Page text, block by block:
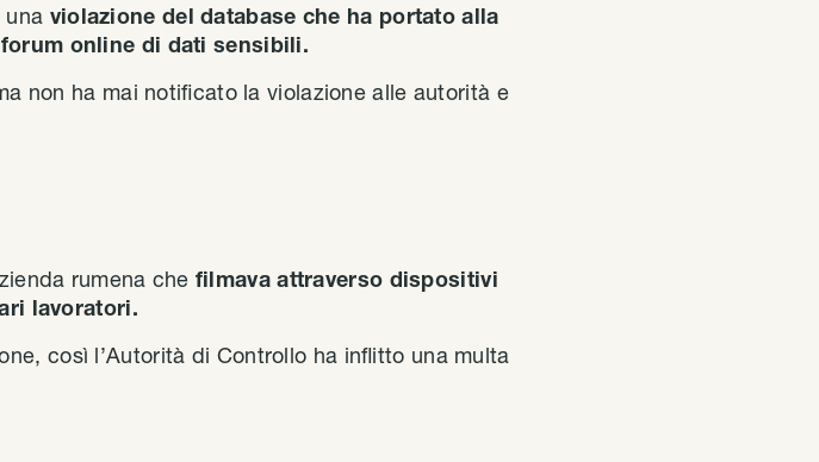
una violazione del database che ha portato alla
online di dati sensibili.
non ha mai notificato la violazione alle autorità e
rumena chefilmava attraverso dispositivi
lavoratori.
così l’Autorità di Controllo ha inflitto una multa